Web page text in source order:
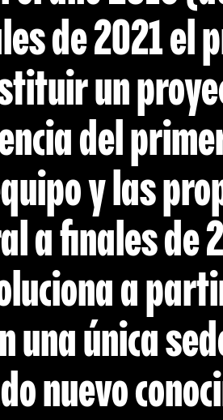
de 2021 el
un
del
y las
a finales de
a
una única
nuevo